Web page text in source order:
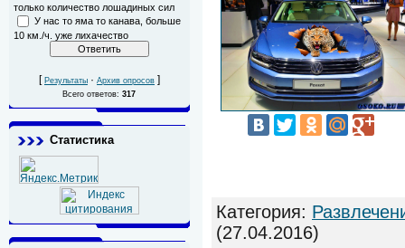
только количество лошадиных сил
У нас то яма то канава, больше
10 км./ч. уже лихачество
[ Результаты · Архив опросов ]
Всего ответов:317
Статистика
Категория:
(27.04.2016)